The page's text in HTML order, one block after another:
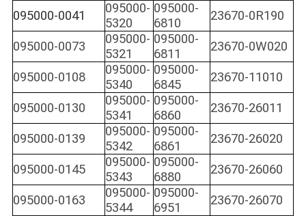
095000-0041
095000-
5320
095000-
6810
23670-0R190
095000-0073
095000-
5321
095000-
6811
23670-0W020
095000-0108
095000-
5340
095000-
6845
23670-11010
095000-0130
095000-
5341
095000-
6860
23670-26011
095000-0139
095000-
5342
095000-
6861
23670-26020
095000-0145
095000-
5343
095000-
6880
23670-26060
095000-0163
095000-
5344
095000-
6951
23670-26070